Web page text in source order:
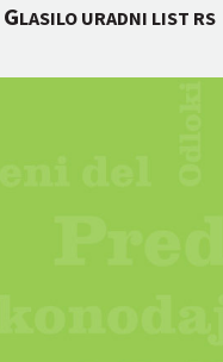
GLASILO URADNI LIST RS